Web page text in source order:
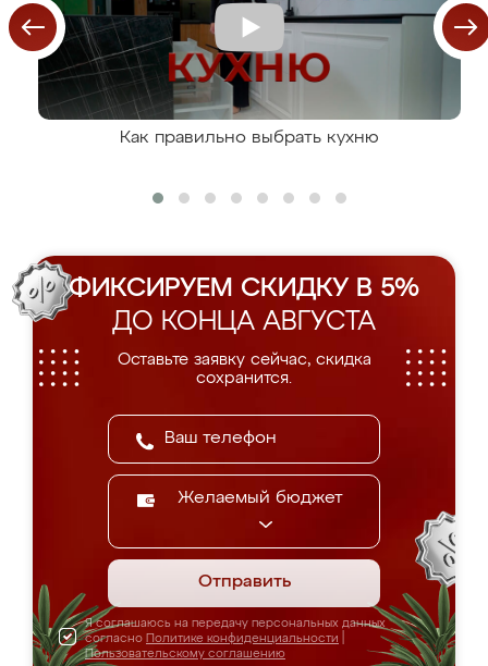
Как правильно выбрать кухню
ФИКСИРУЕМ СКИДКУ В 5%
ДО КОНЦА АВГУСТА
Оставьте заявку сейчас, скидка
сохранится.
Желаемый бюджет
Отправить
Я соглашаюсь на передачу персональных данных
согласно Политике конфиденциальности
Пользовательскому соглашению